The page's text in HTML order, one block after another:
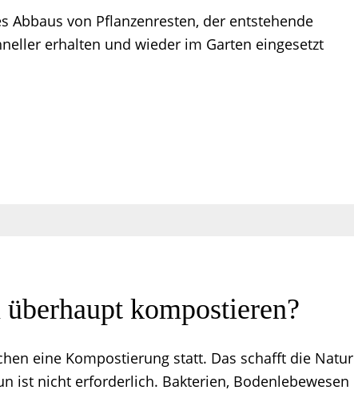
Abbaus von Pflanzenresten, der entstehende
erhalten und wieder im Garten eingesetzt
kompostieren?
eine Kompostierung statt. Das schafft die Natur
ist nicht erforderlich. Bakterien, Bodenlebewesen